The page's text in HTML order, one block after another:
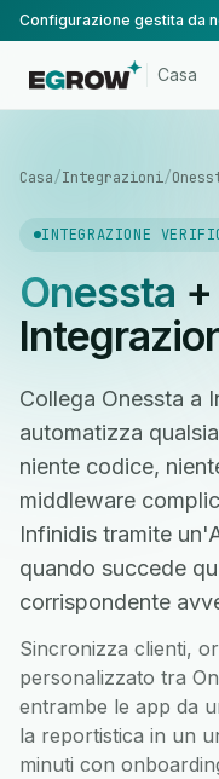
Casa
Casa/Integrazioni/
INTEGRAZIONE
Onessta +
Collega Onessta a
automatizza
niente codice,
middleware
Infinidis tramite
quando succede
corrispondente
Sincronizza clienti,
personalizzato tra
entrambe le app da
la reportistica in un
minuti con